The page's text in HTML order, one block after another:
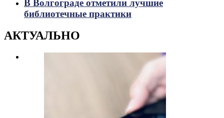
В Волгограде отметили лучшие
библиотечные практики
АКТУАЛЬНО